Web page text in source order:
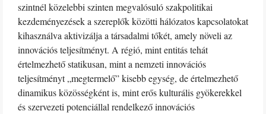
szintnél közelebbi szinten megvalósuló szakpolitikai
kezdeményezések a szereplők közötti hálózatos kapcsolatokat
kihasználva aktivizálja a társadalmi tőkét, amely növeli az
innovációs teljesítményt. A régió, mint entitás tehát
értelmezhető statikusan, mint a nemzeti innovációs
teljesítményt „megtermelő” kisebb egység, de értelmezhető
dinamikus közösségként is, mint erős kulturális gyökerekkel
és szervezeti potenciállal rendelkező innovációs